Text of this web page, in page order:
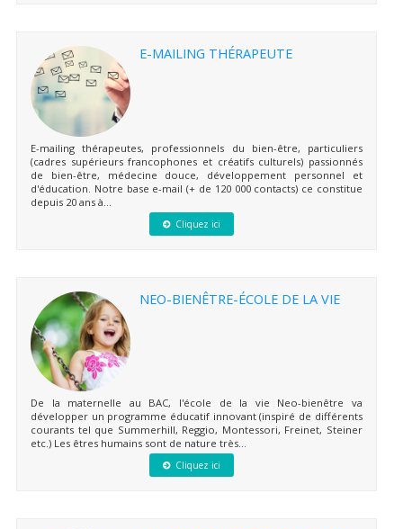
E-MAILING THÉRAPEUTE
E-mailing thérapeutes, professionnels du bien-être, particuliers
(cadres supérieurs francophones et créatifs culturels) passionnés
de bien-être, médecine douce, développement personnel et
d'éducation. Notre base e-mail (+ de 120 000 contacts) ce constitue
depuis 20 ans à...
Cliquez ici
NEO-BIENÊTRE-ÉCOLE DE LA VIE
De la maternelle au BAC, l'école de la vie Neo-bienêtre va
développer un programme éducatif innovant (inspiré de différents
courants tel que Summerhill, Reggio, Montessori, Freinet, Steiner
etc.) Les êtres humains sont de nature très...
Cliquez ici